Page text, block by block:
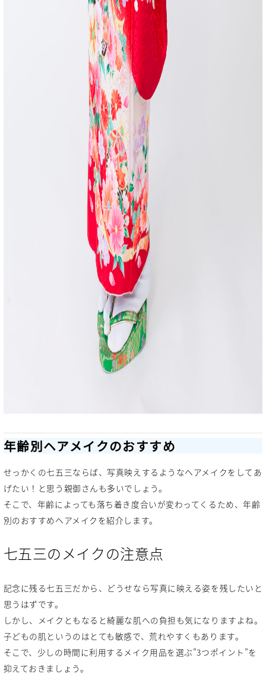
年齢別ヘアメイクのおすすめ
せっかくの七五三ならば、写真映えするようなヘアメイクをしてあ
げたい！と思う親御さんも多いでしょう。
そこで、年齢によっても落ち着き度合いが変わってくるため、年齢
別のおすすめヘアメイクを紹介します。
七五三のメイクの注意点
記念に残る七五三だから、どうせなら写真に映える姿を残したいと
思うはずです。
しかし、メイクともなると綺麗な肌への負担も気になりますよね。
子どもの肌というのはとても敏感で、荒れやすくもあります。
そこで、少しの時間に利用するメイク用品を選ぶ”3つポイント”を
抑えておきましょう。